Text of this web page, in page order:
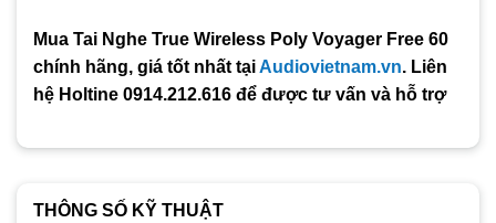
Mua Tai Nghe True Wireless Poly Voyager Free 60
chính hãng, giá tốt nhất tạiAudiovietnam.vn. Liên
hệ Holtine 0914.212.616 để được tư vấn và hỗ trợ
THÔNG SỐ KỸ THUẬT